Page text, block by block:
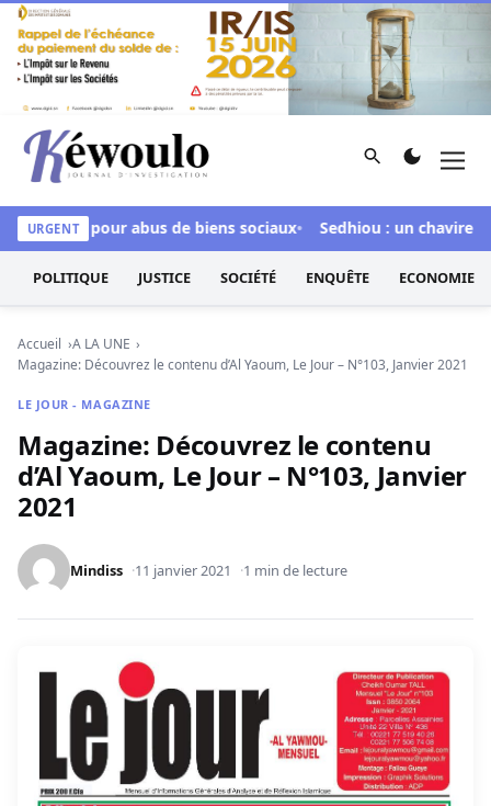
Aller au contenu
Kéwoulo, le premier site d'information et d'investigation
Rechercher
URGENTpour abus de biens sociaux Sedhiou : un
POLITIQUE JUSTICE SOCIÉTÉ ENQUÊTE ECONOMIE
Accueil
A LA UNE
Magazine: Découvrez le contenu d’Al Yaoum, Le Jour – N°103, Janvier 2021
LE JOUR - MAGAZINE
Magazine: Découvrez le contenu
d’Al Yaoum, Le Jour – N°103, Janvier
2021
Mindiss 11 janvier 2021 1 min de lecture